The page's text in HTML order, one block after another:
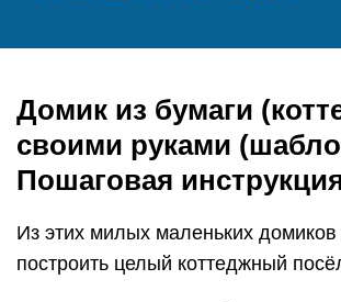
Домик из бумаги
своими руками
Пошаговая
Из этих милых маленьких
построить целый коттеджный